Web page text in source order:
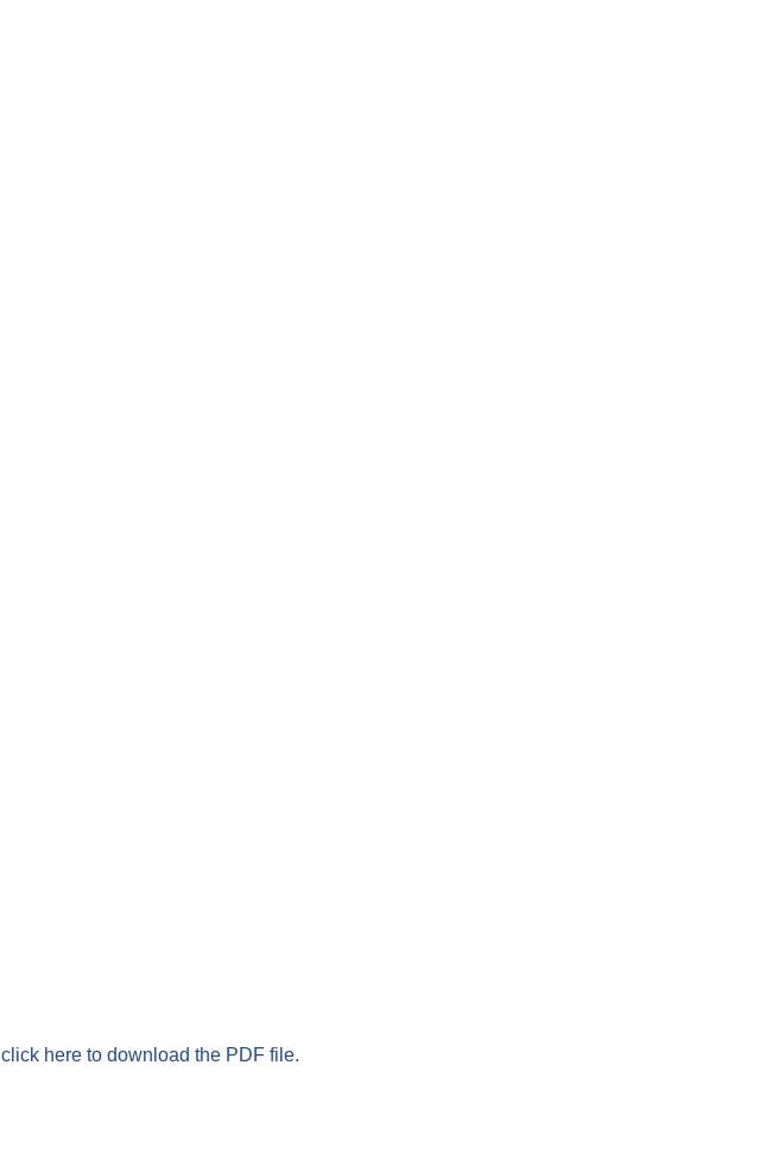
click here to download the PDF file.